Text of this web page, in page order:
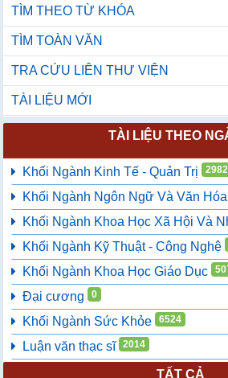
TÌM THEO TỪ KHÓA
TÌM TOÀN VĂN
TRA CỨU LIÊN THƯ VIỆN
TÀI LIỆU MỚI
TÀI LIỆU THEO
Khối Ngành Kinh Tế - Quản Trị 2982
Khối Ngành Ngôn Ngữ Và Văn
Khối Ngành Khoa Học Xã Hội Và
Khối Ngành Kỹ Thuật - Công Nghệ
Khối Ngành Khoa Học Giáo Dục
Đại cương 0
Khối Ngành Sức Khỏe 6524
Luận văn thạc sĩ 2014
TẤT CẢ